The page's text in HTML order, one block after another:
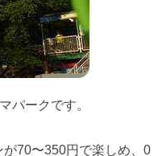
パークです。
70〜350円で楽しめ、0